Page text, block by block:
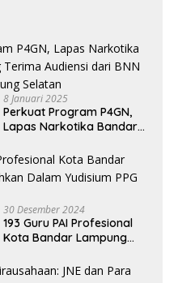
8 Januari 2025
Perkuat Program P4GN,
Lapas Narkotika Bandar
dari BNN Kabupaten
Lampung Selatan
30 Desember 2024
193 Guru PAI Profesional
Kota Bandar Lampung
Yudisium PPG Tahun 2024